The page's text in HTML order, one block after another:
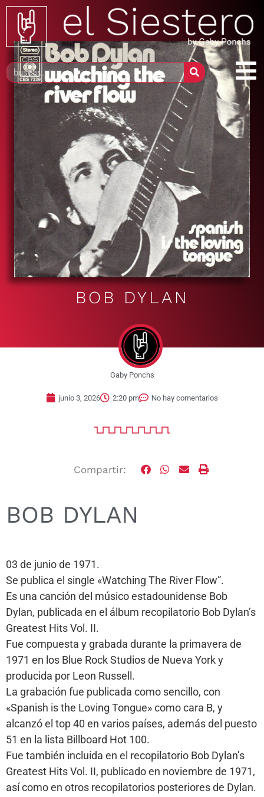
BOB DYLAN
Gaby Ponchs
junio 3, 2026 2:20 pm No hay comentarios
Compartir:
BOB DYLAN
03 de junio de 1971.
Se publica el single «Watching The River Flow”.
Es una canción del músico estadounidense Bob
Dylan, publicada en el álbum recopilatorio Bob Dylan’s
Greatest Hits Vol. II.
Fue compuesta y grabada durante la primavera de
1971 en los Blue Rock Studios de Nueva York y
producida por Leon Russell.
La grabación fue publicada como sencillo, con
«Spanish is the Loving Tongue» como cara B, y
alcanzó el top 40 en varios países, además del puesto
51 en la lista Billboard Hot 100.
Fue también incluida en el recopilatorio Bob Dylan’s
Greatest Hits Vol. II, publicado en noviembre de 1971,
así como en otros recopilatorios posteriores de Dylan.